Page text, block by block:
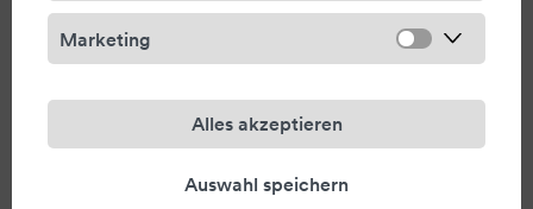
erstklassige Berichte.
Auf Ihrer verlässlichen
Plattform.
Diese Haltung zeigt sich
Marketing
Alles akzeptieren
Auswahl speichern